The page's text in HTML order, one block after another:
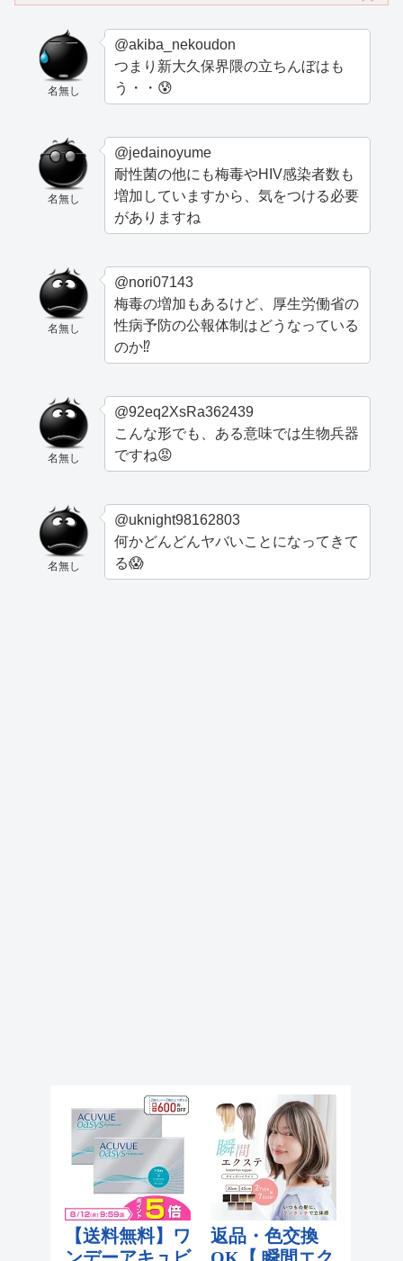
名無し
@akiba_nekoudon
つまり新大久保界隈の立ちんぼはも
う・・😰
名無し
@jedainoyume
耐性菌の他にも梅毒やHIV感染者数も
増加していますから、気をつける必要
がありますね
名無し
@nori07143
梅毒の増加もあるけど、厚生労働省の
性病予防の公報体制はどうなっている
のか⁉️
名無し
@92eq2XsRa362439
こんな形でも、ある意味では生物兵器
ですね😡
名無し
@uknight98162803
何かどんどんヤバいことになってきて
る😱